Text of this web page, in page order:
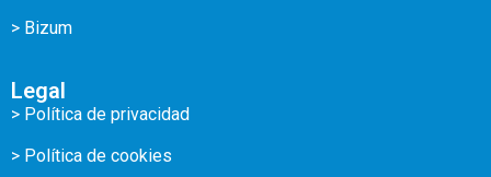
> Bizum
Legal
> Política de privacidad
> Política de cookies